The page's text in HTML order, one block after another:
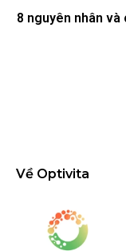
8 nguyên nhân
Về Optivita